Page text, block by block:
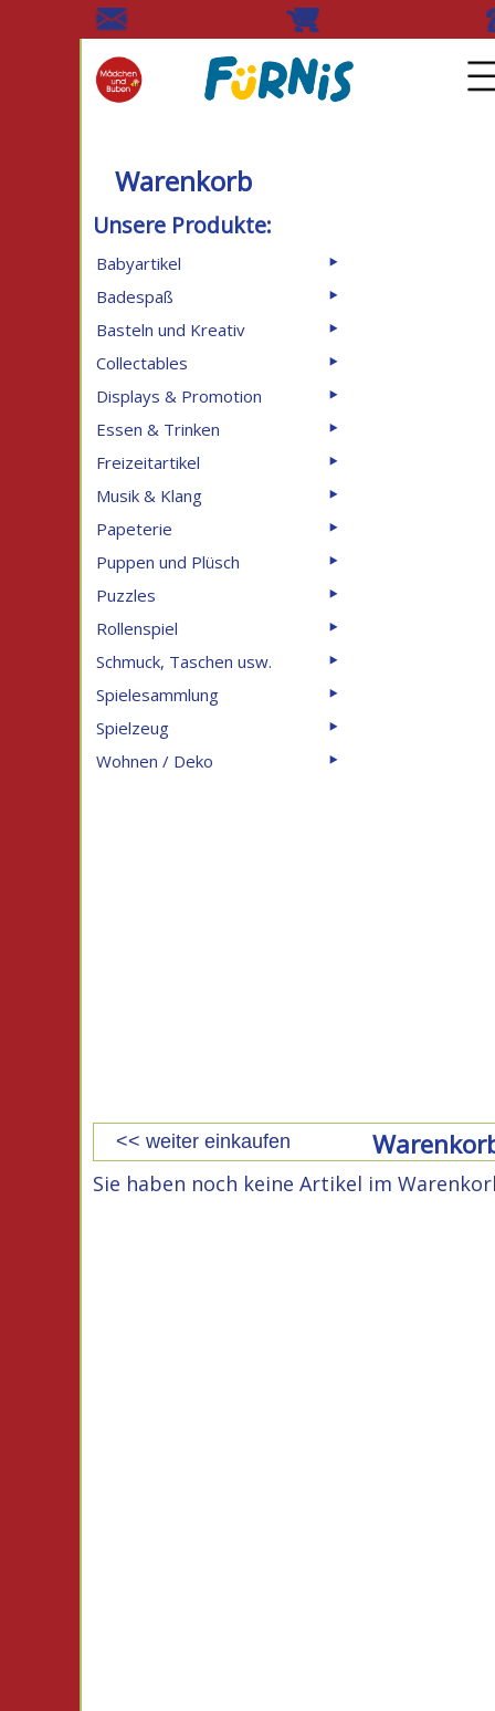
Warenkorb
Unsere Produkte:
Babyartikel ⯈
Badespaß ⯈
Basteln und Kreativ ⯈
Collectables ⯈
Displays & Promotion ⯈
Essen & Trinken ⯈
Freizeitartikel ⯈
Musik & Klang ⯈
Papeterie ⯈
Puppen und Plüsch ⯈
Puzzles ⯈
Rollenspiel ⯈
Schmuck, Taschen usw. ⯈
Spielesammlung ⯈
Spielzeug ⯈
Wohnen / Deko ⯈
<< weiter einkaufen
Sie haben noch keine Artikel im